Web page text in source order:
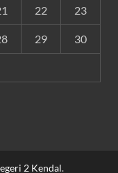
22 23
29 30
2 Kendal.